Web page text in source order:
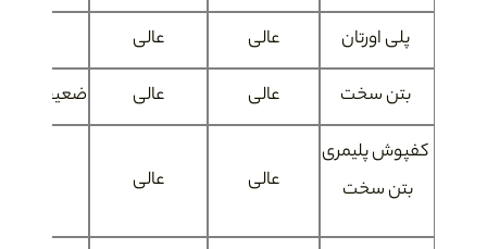
پلی اورتان
عالی عالی
بتن سخت
عالی عالی
ضعیف
کفپوش پلیمری
بتن سخت
عالی عالی